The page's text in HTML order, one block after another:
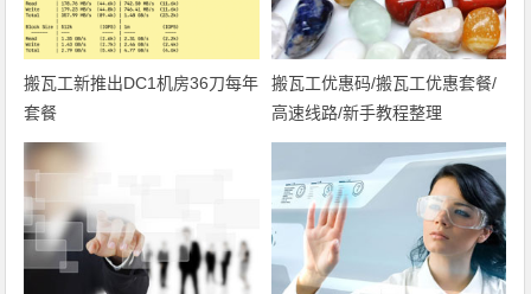
搬瓦工新推出DC1机房36刀每年
套餐
搬瓦工优惠码/搬瓦工优惠套餐/
高速线路/新手教程整理